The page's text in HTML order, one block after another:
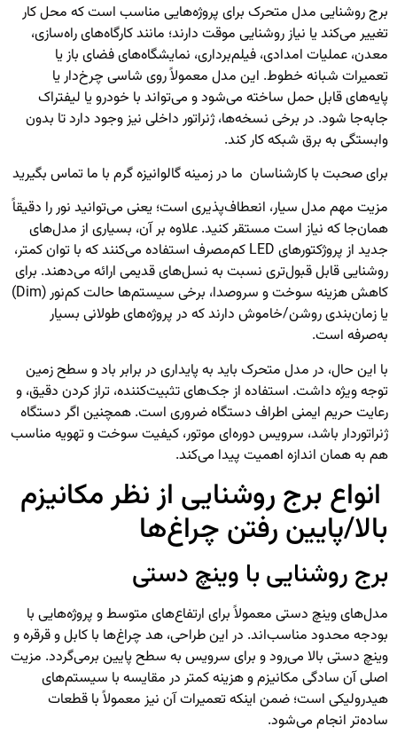
برج روشنایی مدل متحرک برای پروژه‌هایی مناسب است که محل کار
تغییر می‌کند یا نیاز روشنایی موقت دارند؛ مانند کارگاه‌های راه‌سازی،
معدن، عملیات امدادی، فیلم‌برداری، نمایشگاه‌های فضای باز یا
تعمیرات شبانه خطوط. این مدل معمولاً روی شاسی چرخ‌دار یا
پایه‌های قابل حمل ساخته می‌شود و می‌تواند با خودرو یا لیفتراک
جابه‌جا شود. در برخی نسخه‌ها، ژنراتور داخلی نیز وجود دارد تا بدون
وابستگی به برق شبکه کار کند.
برای صحبت با کارشناسان ما در زمینهگالوانیزه گرم با ما تماس بگیرید
مزیت مهم مدل سیار، انعطاف‌پذیری است؛ یعنی می‌توانید نور را دقیقاً
همان‌جا که نیاز است مستقر کنید. علاوه بر آن، بسیاری از مدل‌های
جدید از پروژکتورهای LED کم‌مصرف استفاده می‌کنند که با توان کمتر،
روشنایی قابل قبول‌تری نسبت به نسل‌های قدیمی ارائه می‌دهند. برای
کاهش هزینه سوخت و سروصدا، برخی سیستم‌ها حالت کم‌نور (Dim)
یا زمان‌بندی روشن/خاموش دارند که در پروژه‌های طولانی بسیار
به‌صرفه است.
با این حال، در مدل متحرک باید به پایداری در برابر باد و سطح زمین
توجه ویژه داشت. استفاده از جک‌های تثبیت‌کننده، تراز کردن دقیق، و
رعایت حریم ایمنی اطراف دستگاه ضروری است. همچنین اگر دستگاه
ژنراتوردار باشد، سرویس دوره‌ای موتور، کیفیت سوخت و تهویه مناسب
هم به همان اندازه اهمیت پیدا می‌کند.
انواع برج روشنایی از نظر مکانیزم
بالا/پایین رفتن چراغ‌ها
برج روشنایی با وینچ دستی
مدل‌های وینچ دستی معمولاً برای ارتفاع‌های متوسط و پروژه‌هایی با
بودجه محدود مناسب‌اند. در این طراحی، هد چراغ‌ها با کابل و قرقره و
وینچ دستی بالا می‌رود و برای سرویس به سطح پایین برمی‌گردد. مزیت
اصلی آن سادگی مکانیزم و هزینه کمتر در مقایسه با سیستم‌های
هیدرولیکی است؛ ضمن اینکه تعمیرات آن نیز معمولاً با قطعات
ساده‌تر انجام می‌شود.